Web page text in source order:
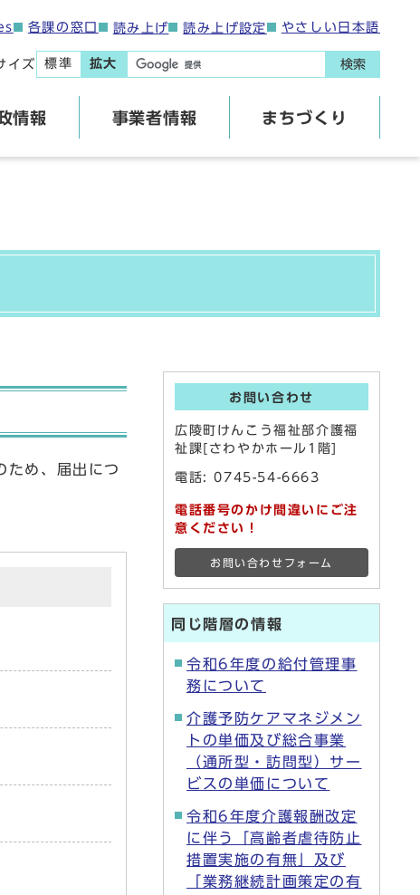
各課の窓口 読み上げ 読み上げ設定 やさしい日本語
イズ 標準 拡大 検索
情報 事業者情報 まちづくり
ため、届出につ
お問い合わせ
広陵町けんこう福祉部介護福
祉課[さわやかホール1階]
電話:0745-54-6663
電話番号のかけ間違いにご注
意ください！
お問い合わせフォーム
同じ階層の情報
令和6年度の給付管理事
務について
介護予防ケアマネジメン
トの単価及び総合事業
（通所型・訪問型）サー
ビスの単価について
令和6年度介護報酬改定
に伴う「高齢者虐待防止
措置実施の有無」及び
「業務継続計画策定の有